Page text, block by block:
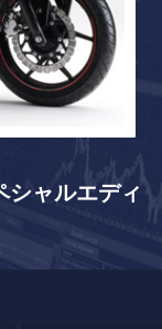
シャルエディ